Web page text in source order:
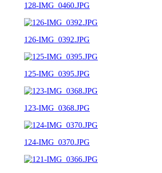
128-IMG_0460.JPG
126-IMG_0392.JPG
125-IMG_0395.JPG
123-IMG_0368.JPG
124-IMG_0370.JPG